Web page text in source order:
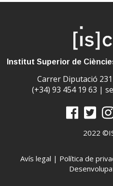
Institut Superior de
Carrer Diputació
(+34) 93 454 19 63 |
2022
Avís legal | Política de